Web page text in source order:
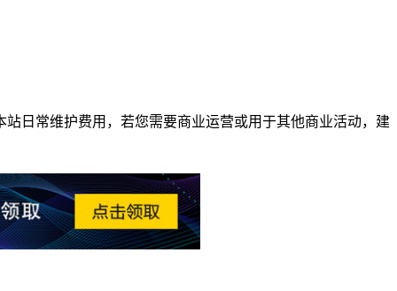
日常维护费用，若您需要商业运营或用于其他商业活动，建